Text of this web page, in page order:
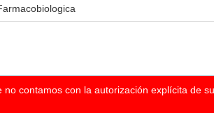
contamos con la autorización explícita de